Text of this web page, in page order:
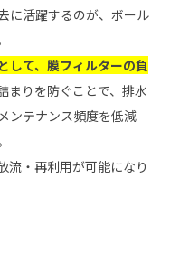
に活躍するのが、ボール
して、膜フィルターの負
まりを防ぐことで、排水
ンテナンス頻度を低減
流・再利用が可能になり